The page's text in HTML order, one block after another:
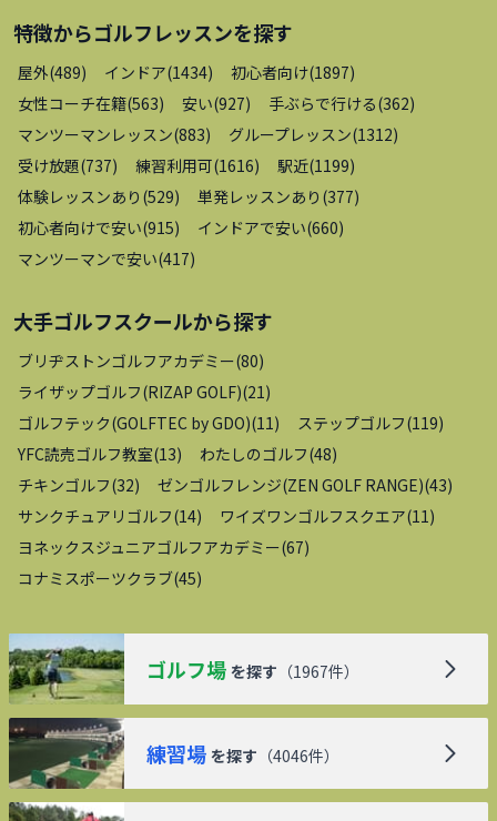
特徴からゴルフレッスンを探す
屋外(489) インドア(1434) 初心者向け(1897)
女性コーチ在籍(563) 安い(927) 手ぶらで行ける(362)
マンツーマンレッスン(883) グループレッスン(1312)
受け放題(737) 練習利用可(1616) 駅近(1199)
体験レッスンあり (529) 単発レッスンあり (377)
初心者向けで安い(915) インドアで安い(660)
マンツーマンで安い(417)
大手ゴルフスクールから探す
ブリヂストンゴルフアカデミー(80)
ライザップゴルフ(RIZAP GOLF)(21 )
ゴルフテック(GOLFTEC by GDO)(11 ) ステップゴルフ(119)
YFC読売ゴルフ教室(13) わたしのゴルフ(48)
チキンゴルフ(32) ゼンゴルフレンジ(ZEN GOLF RANGE)(43)
サンクチュアリゴルフ(14) ワイズワンゴルフスクエア(11 )
ヨネックスジュニアゴルフアカデミー(67)
コナミスポーツクラブ(45)
ゴルフ場 を探す （1967件）
練習場 を探す （4046件）